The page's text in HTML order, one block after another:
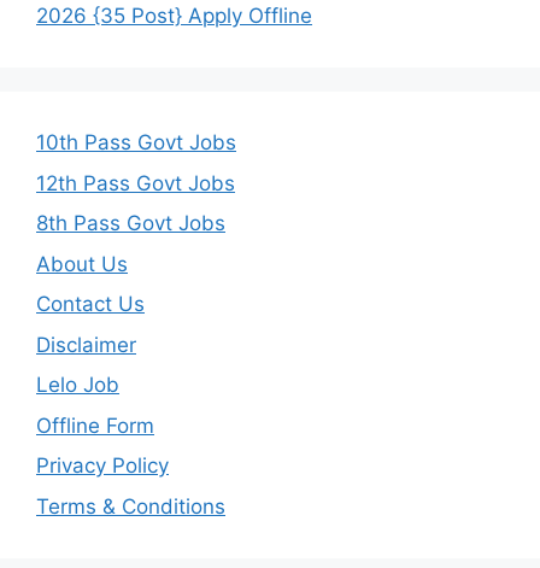
2026 {35 Post} Apply Offline
10th Pass Govt Jobs
12th Pass Govt Jobs
8th Pass Govt Jobs
About Us
Contact Us
Disclaimer
Lelo Job
Offline Form
Privacy Policy
Terms & Conditions